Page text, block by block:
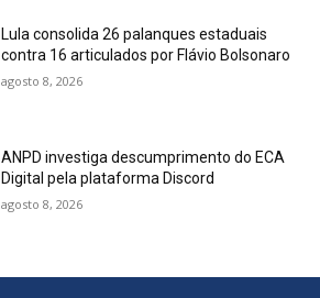
Lula consolida 26 palanques estaduais
contra 16 articulados por Flávio Bolsonaro
agosto 8, 2026
ANPD investiga descumprimento do ECA
Digital pela plataforma Discord
agosto 8, 2026